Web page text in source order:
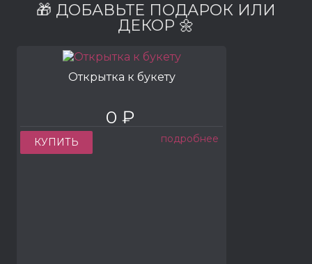
🎁 ДОБАВЬТЕ ПОДАРОК ИЛИ
ДЕКОР 🌼
Открытка к букету
0 ₽
КУПИТЬ подробнее